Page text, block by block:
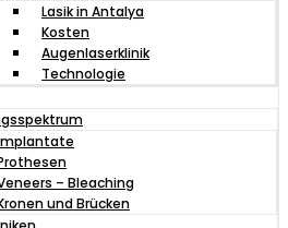
Lasik in Antalya
Kosten
Augenlaserklinik
Technologie
– Bleaching
und Brücken